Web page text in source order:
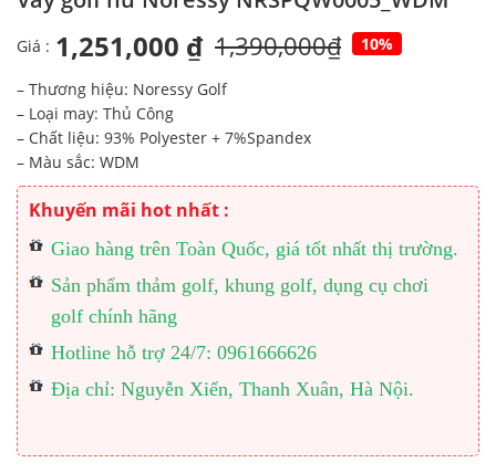
Giá : 1,251,000 ₫ 1,390,000₫ 10%
– Thương hiệu: Noressy Golf
– Loại may: Thủ Công
– Chất liệu: 93% Polyester + 7%Spandex
– Màu sắc: WDM
Khuyến mãi hot nhất :
Giao hàng trên Toàn Quốc, giá tốt nhất thị trường.
Sản phẩm thảm golf, khung golf, dụng cụ chơi
golf chính hãng
Hotline hỗ trợ 24/7: 0961666626
Địa chỉ: Nguyễn Xiển, Thanh Xuân, Hà Nội.